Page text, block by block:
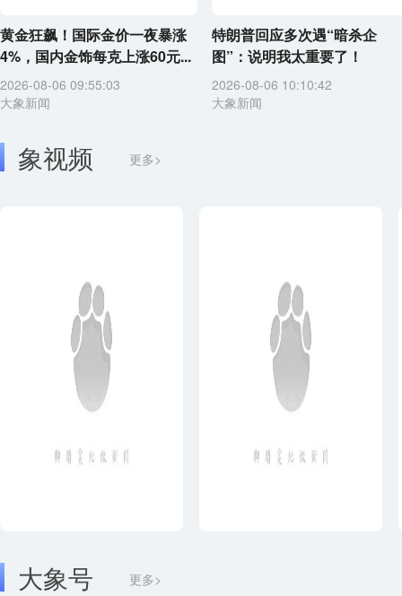
黄金狂飙！国际金价一夜暴涨
4%，国内金饰每克上涨60元...
2026-08-06 09:55:03
大象新闻
特朗普回应多次遇“暗杀企
图”：说明我太重要了！
2026-08-06 10:10:42
大象新闻
象视频 更多>
大象号 更多>